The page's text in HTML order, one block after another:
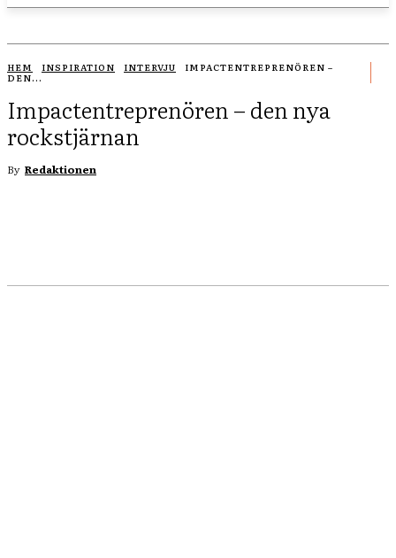
HEM INSPIRATION INTERVJU
IMPACTENTREPRENÖREN –
DEN...
Impactentreprenören – den nya
rockstjärnan
By Redaktionen